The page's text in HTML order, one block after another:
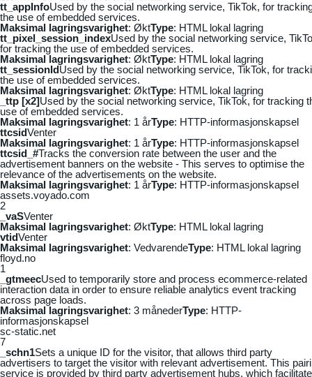
tt_appInfoUsed by the social networking service, TikTok, for
the use of embedded services.
Maksimal lagringsvarighet: ØktType: HTML lokal lagring
tt_pixel_session_indexUsed by the social networking service,
for tracking the use of embedded services.
Maksimal lagringsvarighet: ØktType: HTML lokal lagring
tt_sessionIdUsed by the social networking service, TikTok, for
the use of embedded services.
Maksimal lagringsvarighet: ØktType: HTML lokal lagring
_ttp [x2]Used by the social networking service, TikTok, for tracking
use of embedded services.
Maksimal lagringsvarighet: 1 årType: HTTP-informasjonskapsel
ttcsidVenter
Maksimal lagringsvarighet: 1 årType: HTTP-informasjonskapsel
ttcsid_#Tracks the conversion rate between the user and the
advertisement banners on the website - This serves to optimise the
relevance of the advertisements on the website.
Maksimal lagringsvarighet: 1 årType: HTTP-informasjonskapsel
assets.voyado.com
2
_vaSVenter
Maksimal lagringsvarighet: ØktType: HTML lokal lagring
vtidVenter
Maksimal lagringsvarighet: VedvarendeType: HTML lokal lagring
floyd.no
1
_gtmeecUsed to temporarily store and process ecommerce-related
interaction data in order to ensure reliable analytics event tracking
across page loads.
Maksimal lagringsvarighet: 3 månederType: HTTP-
informasjonskapsel
sc-static.net
7
_schn1Sets a unique ID for the visitor, that allows third party
advertisers to target the visitor with relevant advertisement. This
service is provided by third party advertisement hubs, which